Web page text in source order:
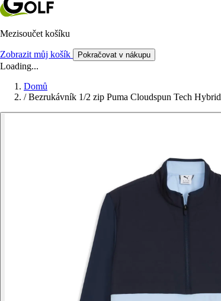
Mezisoučet košíku
Zobrazit můj košík Pokračovat v nákupu
Loading...
Domů
/ Bezrukávník 1/2 zip Puma Cloudspun Tech Hybrid